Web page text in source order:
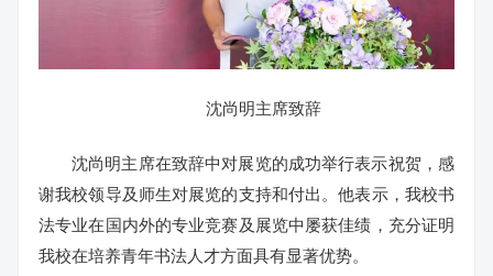
沈尚明主席致辞
沈尚明主席在致辞中对展览的成功举行表示祝贺，感
谢我校领导及师生对展览的支持和付出。他表示，我校书
法专业在国内外的专业竞赛及展览中屡获佳绩，充分证明
我校在培养青年书法人才方面具有显著优势。